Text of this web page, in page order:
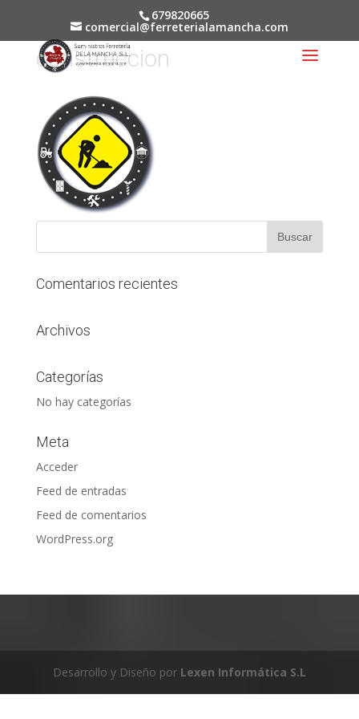
679820665
comercial@ferreterialamancha.com
construccion
Comentarios recientes
Archivos
Categorías
No hay categorías
Meta
Acceder
Feed de entradas
Feed de comentarios
WordPress.org
Desarrollo y Diseño por Lexen Informática S.L